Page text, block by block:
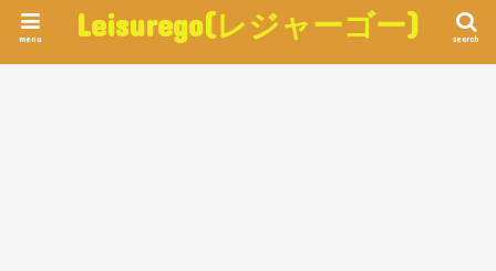
Leisurego(レジャーゴー) search
menu